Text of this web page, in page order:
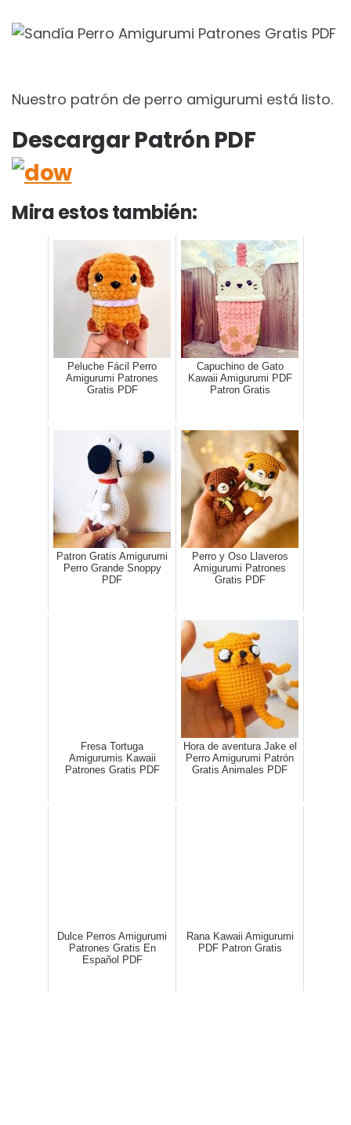
Nuestro patrón de perro amigurumi está listo.
Descargar Patrón PDF
Mira estos también:
Peluche Fácil Perro
Amigurumi Patrones
Gratis PDF
Capuchino de Gato
Kawaii Amigurumi PDF
Patron Gratis
Patron Gratis Amigurumi
Perro Grande Snoppy
PDF
Perro y Oso Llaveros
Amigurumi Patrones
Gratis PDF
Fresa Tortuga
Amigurumis Kawaii
Patrones Gratis PDF
Hora de aventura Jake el
Perro Amigurumi Patrón
Gratis Animales PDF
Dulce Perros Amigurumi
Patrones Gratis En
Español PDF
Rana Kawaii Amigurumi
PDF Patron Gratis